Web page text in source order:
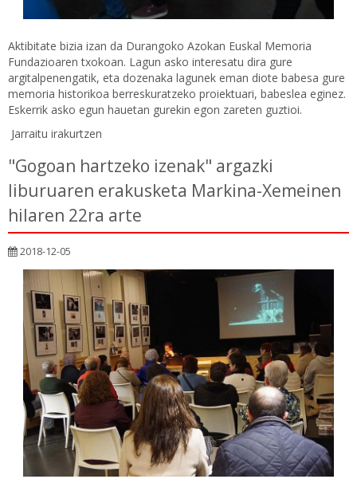
Aktibitate bizia izan da Durangoko Azokan Euskal Memoria
Fundazioaren txokoan. Lagun asko interesatu dira gure
argitalpenengatik, eta dozenaka lagunek eman diote babesa gure
memoria historikoa berreskuratzeko proiektuari, babeslea eginez.
Eskerrik asko egun hauetan gurekin egon zareten guztioi.
Jarraitu irakurtzen
"Gogoan hartzeko izenak" argazki
liburuaren erakusketa Markina-Xemeinen
hilaren 22ra arte
2018-12-05